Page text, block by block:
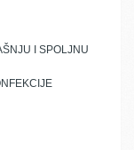
I SPOLJNU